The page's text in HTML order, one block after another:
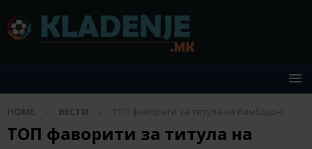
HOME ВЕСТИ ТОП фаворити за титула на Вимблдон!
ТОП фаворити за титула на